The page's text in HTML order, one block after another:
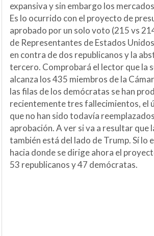
expansiva y sin embargo los
Es lo ocurrido con el proyecto de
aprobado por un solo voto (215 vs
de Representantes de Estados
en contra de dos republicanos y la
tercero. Comprobará el lector que la
alcanza los 435 miembros de la
las filas de los demócratas se han
recientemente tres fallecimientos, el
que no han sido todavía
aprobación. A ver si va a resultar que
también está del lado de Trump. Sí lo
hacia donde se dirige ahora el
53 republicanos y 47 demócratas.